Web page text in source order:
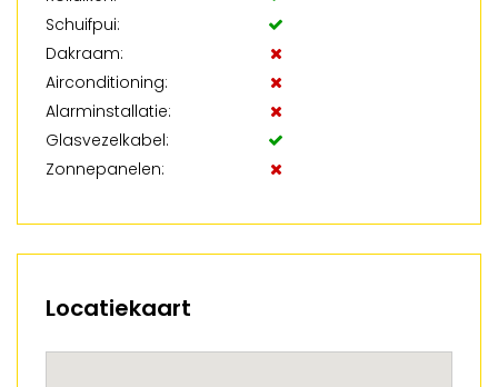
Schuifpui:
Dakraam:
Airconditioning:
Alarminstallatie:
Glasvezelkabel:
Zonnepanelen:
Locatiekaart